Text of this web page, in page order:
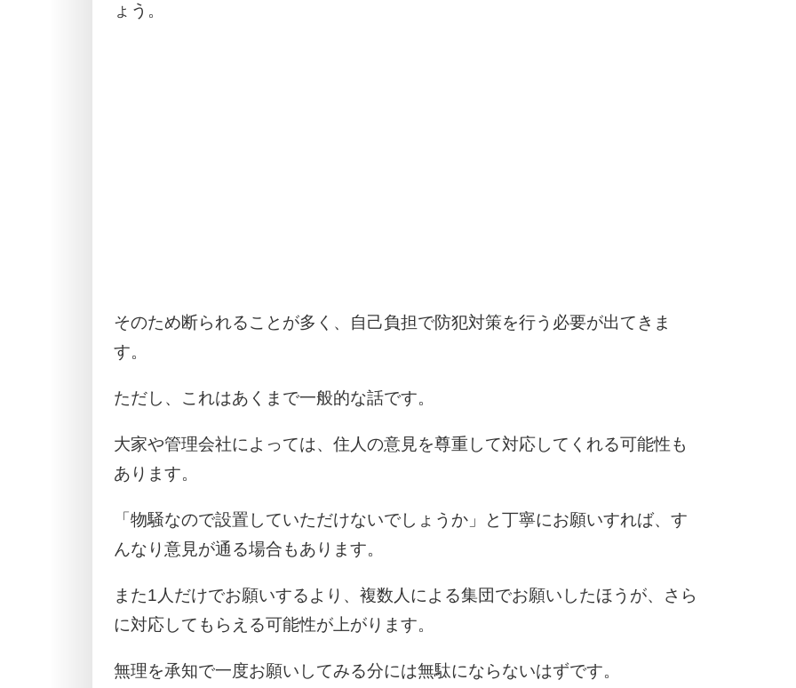
ょう。
そのため断られることが多く、自己負担で防犯対策を行う必要が出てきま
す。
ただし、これはあくまで一般的な話です。
大家や管理会社によっては、住人の意見を尊重して対応してくれる可能性も
あります。
「物騒なので設置していただけないでしょうか」と丁寧にお願いすれば、す
んなり意見が通る場合もあります。
また1人だけでお願いするより、複数人による集団でお願いしたほうが、さら
に対応してもらえる可能性が上がります。
無理を承知で一度お願いしてみる分には無駄にならないはずです。